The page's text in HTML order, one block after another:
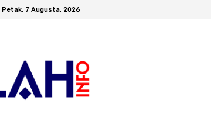
Petak, 7 Augusta, 2026